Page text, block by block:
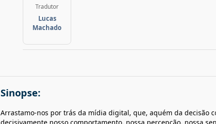
Tradutor
Lucas
Machado
Sinopse:
Arrastamo-nos por trás da mídia digital, que, aquém da decisão